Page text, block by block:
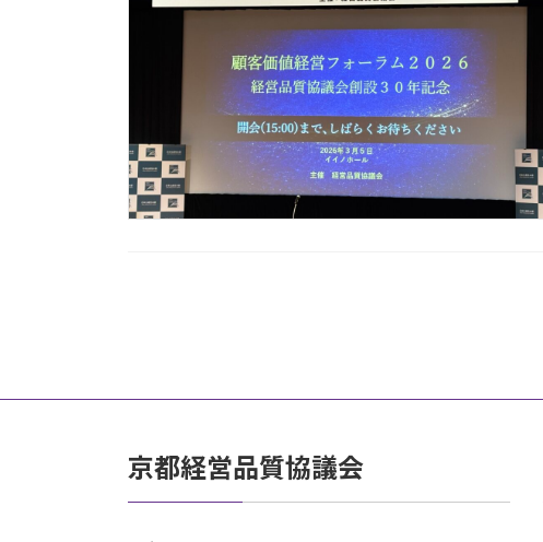
の
ー
京都経営品質協議会